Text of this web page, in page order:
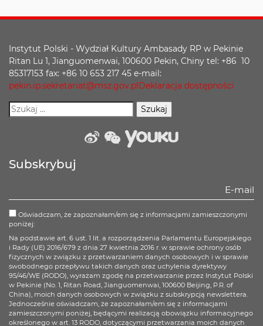
Instytut Polski - Wydział Kultury Ambasady RP w Pekinie
Ritan Lu 1, Jianguomenwai, 100600 Pekin, Chiny tel: +86 10
85317153 fax: +86 10 653 217 45 e-mail:
pekin.ip.sekretariat@msz.gov.plDeklaracja dostępności
Subskrybuj
Oświadczam, że zapoznałam/em się z informacjami zamieszczonymi
poniżej:
Na podstawie art. 6 ust. 1 lit. a rozporządzenia Parlamentu Europejskiego
i Rady (UE) 2016/679 z dnia 27 kwietnia 2016 r. w sprawie ochrony osób
fizycznych w związku z przetwarzaniem danych osobowych i w sprawie
swobodnego przepływu takich danych oraz uchylenia dyrektywy
95/46/WE (RODO), wyrażam zgodę na przetwarzanie przez Instytut Polski
w Pekinie (No. 1, Ritan Road, Jianguomenwai, 100600 Beijing, P.R. of
China), moich danych osobowych w związku z subskrypcją newslettera.
Jednocześnie oświadczam, że zapoznałam/em się z informacjami
zamieszczonymi poniżej, będącymi realizacją obowiązku informacyjnego
określonego w art. 13 RODO, dotyczącymi przetwarzania moich danych